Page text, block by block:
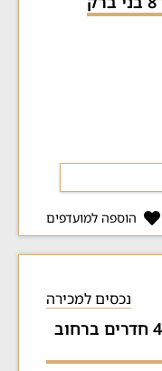
הוספה למועדפים
נכסים למכירה
למכירה בכפר גנים ג' - דירת 4 חדרים ברחוב